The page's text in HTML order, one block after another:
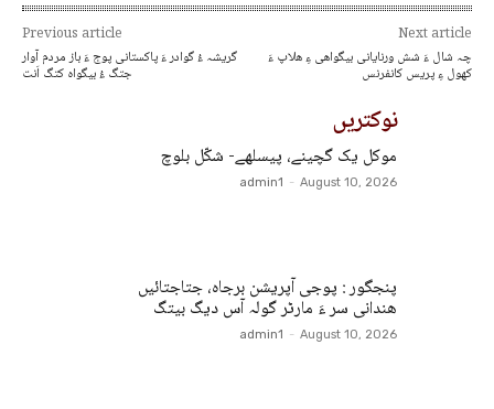
Previous article
گریشہ ءُ گوادر ءَ پاکستانی پوج ءَ باز مردم آوار
جتگ ءُ بیگواہ کتگ اَنت
Next article
چہ شال ءَ شش ورنایانی بیگواھی ءِ ھلاپ ءَ
کھول ءِ پریس کانفرنس
نوکتریں
موکل یک گچینے، پیسلھے- شکّل بلوچ
admin1 - August 10, 2026
پنجگور : پوجی آپریشن برجاہ، جتاجتائیں
ھندانی سر ءَ مارٹر گولہ آس دیگ بیتگ
admin1 - August 10, 2026